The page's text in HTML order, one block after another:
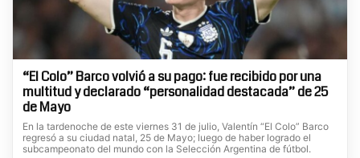
“El Colo” Barco volvió a su pago: fue recibido por una
multitud y declarado “personalidad destacada” de 25
de Mayo
En la tardenoche de este viernes 31 de julio, Valentín “El Colo” Barco
regresó a su ciudad natal, 25 de Mayo; luego de haber logrado el
subcampeonato del mundo con la Selección Argentina de fútbol.